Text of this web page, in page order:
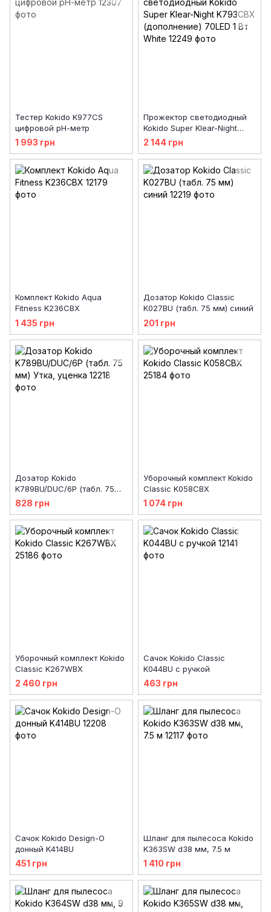
Тестер Kokido K977CS
цифровой рН-метр
1 993 грн
Прожектор светодиодный
Kokido Super Klear-Night
K793CBX (дополнение)
70LED 1 Вт White
2 144 грн
Комплект Kokido Aqua
Fitness K236CBX
1 435 грн
Дозатор Kokido Classic
K027BU (табл. 75 мм) синий
201 грн
Дозатор Kokido
K789BU/DUC/6P (табл. 75
мм) Утка, уценка
828 грн
Уборочный комплект Kokido
Classic K058CBX
1 074 грн
Уборочный комплект Kokido
Classic K267WBX
2 460 грн
Сачок Kokido Classic
K044BU с ручкой
463 грн
Сачок Kokido Design-O
донный K414BU
451 грн
Шланг для пылесоса Kokido
K363SW d38 мм, 7.5 м
1 410 грн